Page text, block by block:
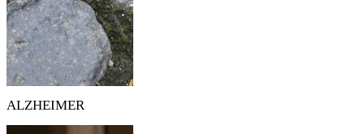
ALZHEIMER